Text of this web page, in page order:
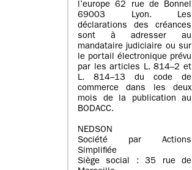
l’europe 62 rue de Bonnel
69003 Lyon. Les
déclarations des créances
sont à adresser au
mandataire judiciaire ou sur
le portail électronique prévu
par les articles L. 814–2 et
L. 814–13 du code de
commerce dans les deux
mois de la publication au
BODACC.
NEDSON
Société par Actions
Simplifiée
Siège social : 35 rue de